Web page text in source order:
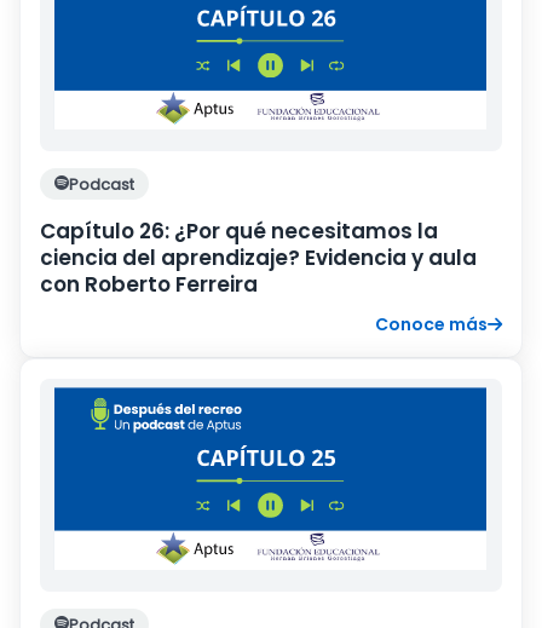
Podcast
Capítulo 26: ¿Por qué necesitamos la
ciencia del aprendizaje? Evidencia y aula
con Roberto Ferreira
Conoce más